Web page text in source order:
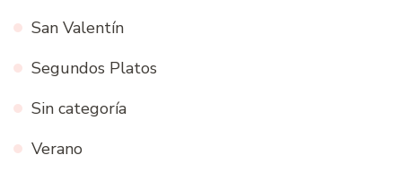
San Valentín
Segundos Platos
Sin categoría
Verano